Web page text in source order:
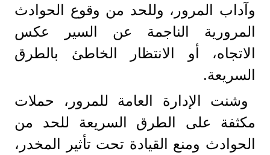
وآداب المرور، وللحد من وقوع الحوادث
المرورية الناجمة عن السير عكس
الاتجاه، أو الانتظار الخاطئ بالطرق
السريعة.
وشنت اﻹدارة العامة للمرور، حملات
مكثفة على الطرق السريعة للحد من
الحوادث ومنع القيادة تحت تأثير المخدر،